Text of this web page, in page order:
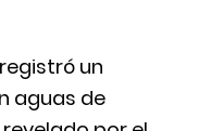
un
aguas de